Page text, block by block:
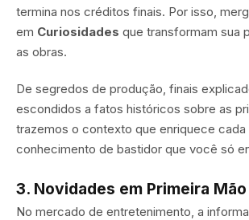
termina nos créditos finais. Por isso,
em Curiosidades que transformam sua
as obras.
De segredos de produção, finais
escondidos a fatos históricos sobre as
trazemos o contexto que enriquece cada
conhecimento de bastidor que você só
3. Novidades em Primeira Mão
No mercado de entretenimento, a